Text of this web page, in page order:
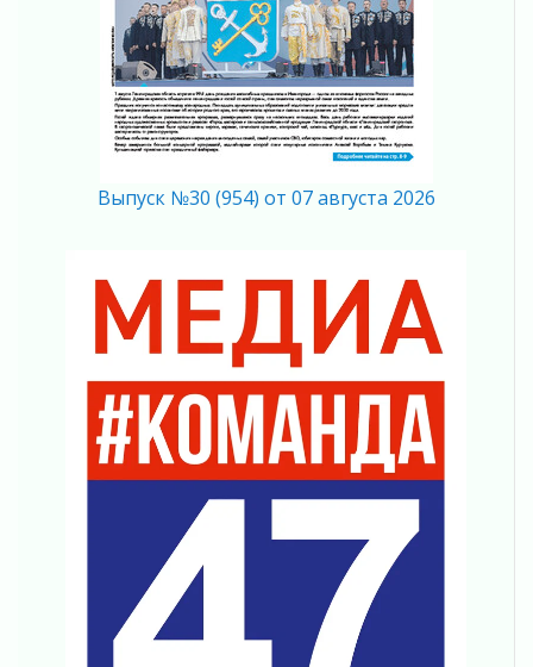
Что делать со сбережениями
04 августа 2026
Награды нашли строителей
03 августа 2026
Ленобласть повышает производительность
03 августа 2026
Ладожский мост полностью закроют на два
03 августа 2026
Музеи Ленобласти обновляют пространства
03 августа 2026
Новая площадка: 2027
03 августа 2026
Часть медиков в Ленобласти сможет
рассчитывать на доплату от региона
За сутки в Ленинградской области
ликвидировали 10 пожаров
03 августа 2026
Клюква наливается, но в корзинку пока не
Выпуск №30 (954) от 07 августа 2026